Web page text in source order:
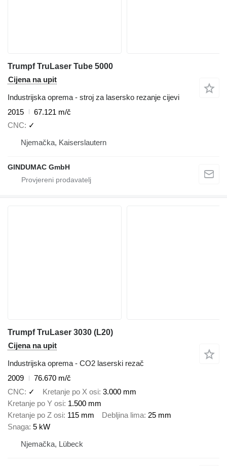
Trumpf TruLaser Tube 5000
Cijena na upit
Industrijska oprema - stroj za lasersko rezanje cijevi
2015
67.121 m/č
CNC
✓
Njemačka, Kaiserslautern
GINDUMAC GmbH
Trumpf TruLaser 3030 (L20)
Cijena na upit
Industrijska oprema - CO2 laserski rezač
2009
76.670 m/č
CNC
✓ Kretanje po X osi 3.000 mm
Kretanje po Y osi 1.500 mm
Kretanje po Z osi 115 mm Debljina lima 25 mm
Snaga 5 kW
Njemačka, Lübeck